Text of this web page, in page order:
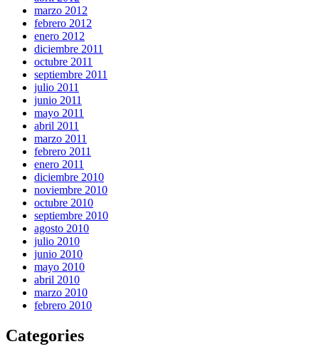
marzo 2012
febrero 2012
enero 2012
diciembre 2011
octubre 2011
septiembre 2011
julio 2011
junio 2011
mayo 2011
abril 2011
marzo 2011
febrero 2011
enero 2011
diciembre 2010
noviembre 2010
octubre 2010
septiembre 2010
agosto 2010
julio 2010
junio 2010
mayo 2010
abril 2010
marzo 2010
febrero 2010
Categories